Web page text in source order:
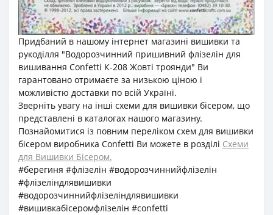
Придбаний в нашому інтернет магазині вишивки та
рукоділля "Водорозчинний пришивний флізелін для
вишивання Confetti К-208 Жовті троянди" Ви
гарантовано отримаєте за низькою ціною і
можливістю доставки по всій Україні.
Зверніть увагу на інші схеми для вишивки бісером, що
представлені в каталогах нашого магазину.
Познайомитися із повним переліком схем для вишивки
бісером виробника Confetti Ви можете в розділі Схеми
для Вишивки Бісером.
#берегиня #флізелін #водорозчиннийфлізелін
#флізеліндлявишивки
#водорозчиннийфлізеліндлявишивки
#вишивкабісеромфлізелін #confetti